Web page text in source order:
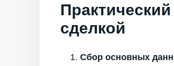
сделкой
Сбор основных